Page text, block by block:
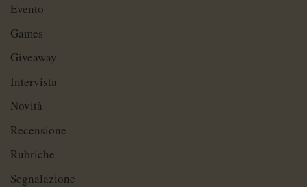
Evento
Games
Giveaway
Intervista
Novità
Recensione
Rubriche
Segnalazione